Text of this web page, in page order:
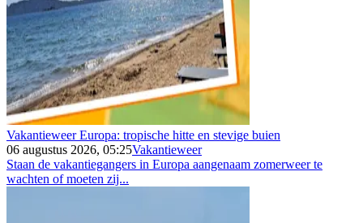
Vakantieweer Europa: tropische hitte en stevige buien
06 augustus 2026, 05:25Vakantieweer
Staan de vakantiegangers in Europa aangenaam zomerweer te
wachten of moeten zij...